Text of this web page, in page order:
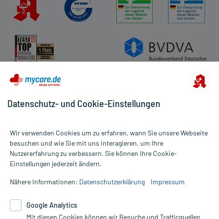
Alle Preise gelten inkl. MwSt., ggf. zzgl. Versandkosten
Informationen auf dieser Website werden ausschließlich für
die Untersuchung und Behandlung durch einen Arzt. Bitte
Therapien eingeleitet werden können. | Diese Webseite benutzt
Google Analytics. Lesen Sie bitte dazu die wichtigen Hinweise in
Datenschutz- und Cookie-Einstellungen
Wir verwenden Cookies um zu erfahren, wann Sie unsere Webseite
besuchen und wie Sie mit uns interagieren, um Ihre
Nutzererfahrung zu verbessern. Sie können Ihre Cookie-
Einstellungen jederzeit ändern.
Nähere Informationen: Datenschutzerklärung Impressum
Google Analytics
Mit diesen Cookies können wir Besuche und Trafficquellen